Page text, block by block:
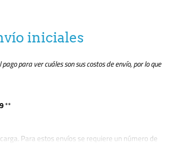
iniciales
para ver cuáles son sus costos de envío, por lo que
**
Para estos envíos se requiere un número de